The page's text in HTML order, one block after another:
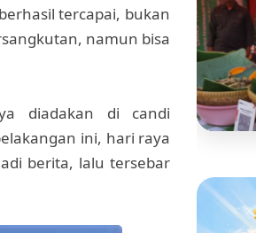
tercapai, bukan
namun bisa
diadakan di candi
ini, hari raya
berita, lalu tersebar
yang